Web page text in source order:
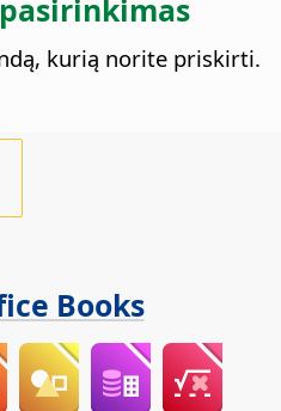
kurią norite priskirti.
Books